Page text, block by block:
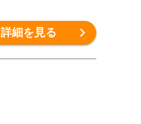
詳細を見る